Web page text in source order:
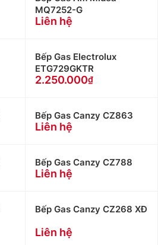
MQ7252-G
Liên hệ
Bếp Gas Electrolux
ETG729GKTR
2.250.000
Bếp Gas Canzy CZ863
Liên hệ
Bếp Gas Canzy CZ788
Liên hệ
Bếp Gas Canzy CZ268 XĐ
Liên hệ